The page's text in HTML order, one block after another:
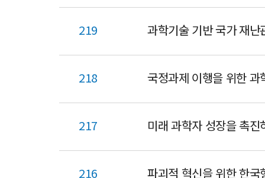
219 과학기술 기반 국가 재난
218 국정과제 이행을 위한
217 미래 과학자 성장을 촉
216 파괴적 혁신을 위한 한